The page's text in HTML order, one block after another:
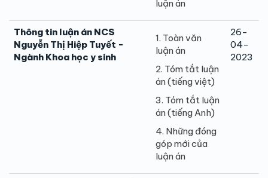
luận án
Thông tin luận án NCS
Nguyễn Thị Hiệp Tuyết -
Ngành Khoa học y sinh
1. Toàn văn
luận án
2. Tóm tắt luận
án (tiếng việt)
3. Tóm tắt luận
án (tiếng Anh)
4. Những đóng
góp mới của
luận án
26-
04-
2023